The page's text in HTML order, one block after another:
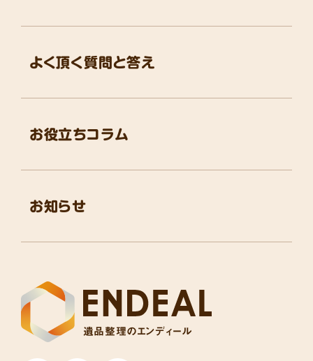
遺品整理のエンディール
お役立ちコラム
よく頂く質問と答え
お知らせ